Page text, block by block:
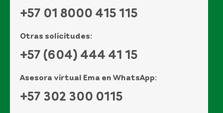
+57 01 8000 415 115
Otras solicitudes:
+57 (604) 444 41 15
Asesora virtual Ema en WhatsApp:
+57 302 300 0115